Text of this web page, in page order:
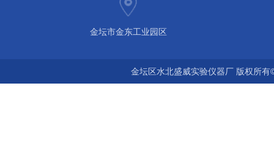
金坛市金东工业园区
金坛区水北盛威实验仪器厂 版权所